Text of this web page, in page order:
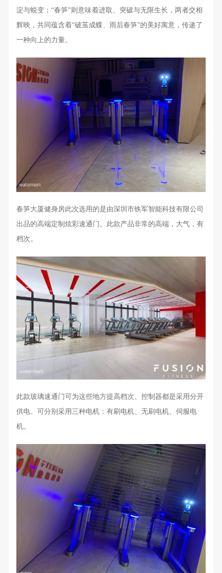
淀与蜕变；“春笋”则意味着进取、突破与无限生长，两者交相
辉映，共同蕴含着“破茧成蝶、雨后春笋”的美好寓意，传递了
一种向上的力量。
春笋大厦健身房此次选用的是由深圳市铁军智能科技有限公司
出品的高端定制炫彩速通门。此款产品非常的高端，大气，有
档次。
此款玻璃速通门可为这些地方提高档次、控制器都是采用分开
供电、可分别采用三种电机：有刷电机、无刷电机、伺服电
机。